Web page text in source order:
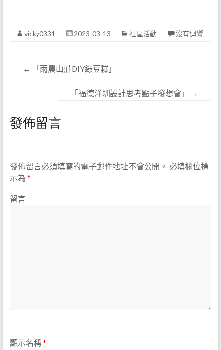
vicky0331 2023-03-13 社區活動 沒有迴響
← 「雨農山莊DIY綠豆糕」
「福德洋圳設計思考點子發想會」 →
發佈留言
發佈留言必須填寫的電子郵件地址不會公開。 必填欄位標
示為 *
留言
顯示名稱*